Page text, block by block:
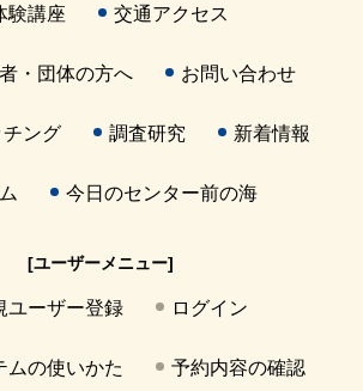
験講座 交通アクセス
・団体の方へ お問い合わせ
ング 調査研究 新着情報
今日のセンター前の海
[ユーザーメニュー]
ユーザー登録 ログイン
ムの使いかた 予約内容の確認